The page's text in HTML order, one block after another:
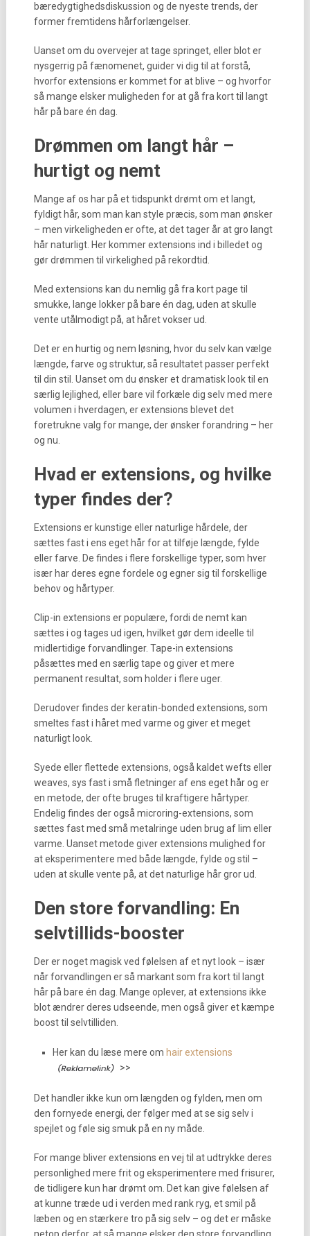
bæredygtighedsdiskussion og de nyeste trends, der
former fremtidens hårforlængelser.
Uanset om du overvejer at tage springet, eller blot er
nysgerrig på fænomenet, guider vi dig til at forstå,
hvorfor extensions er kommet for at blive – og hvorfor
så mange elsker muligheden for at gå fra kort til langt
hår på bare én dag.
Drømmen om langt hår –
hurtigt og nemt
Mange af os har på et tidspunkt drømt om et langt,
fyldigt hår, som man kan style præcis, som man ønsker
– men virkeligheden er ofte, at det tager år at gro langt
hår naturligt. Her kommer extensions ind i billedet og
gør drømmen til virkelighed på rekordtid.
Med extensions kan du nemlig gå fra kort page til
smukke, lange lokker på bare én dag, uden at skulle
vente utålmodigt på, at håret vokser ud.
Det er en hurtig og nem løsning, hvor du selv kan vælge
længde, farve og struktur, så resultatet passer perfekt
til din stil. Uanset om du ønsker et dramatisk look til en
særlig lejlighed, eller bare vil forkæle dig selv med mere
volumen i hverdagen, er extensions blevet det
foretrukne valg for mange, der ønsker forandring – her
og nu.
Hvad er extensions, og hvilke
typer findes der?
Extensions er kunstige eller naturlige hårdele, der
sættes fast i ens eget hår for at tilføje længde, fylde
eller farve. De findes i flere forskellige typer, som hver
især har deres egne fordele og egner sig til forskellige
behov og hårtyper.
Clip-in extensions er populære, fordi de nemt kan
sættes i og tages ud igen, hvilket gør dem ideelle til
midlertidige forvandlinger. Tape-in extensions
påsættes med en særlig tape og giver et mere
permanent resultat, som holder i flere uger.
Derudover findes der keratin-bonded extensions, som
smeltes fast i håret med varme og giver et meget
naturligt look.
Syede eller flettede extensions, også kaldet wefts eller
weaves, sys fast i små fletninger af ens eget hår og er
en metode, der ofte bruges til kraftigere hårtyper.
Endelig findes der også microring-extensions, som
sættes fast med små metalringe uden brug af lim eller
varme. Uanset metode giver extensions mulighed for
at eksperimentere med både længde, fylde og stil –
uden at skulle vente på, at det naturlige hår gror ud.
Den store forvandling: En
selvtillids-booster
Der er noget magisk ved følelsen af et nyt look – især
når forvandlingen er så markant som fra kort til langt
hår på bare én dag. Mange oplever, at extensions ikke
blot ændrer deres udseende, men også giver et kæmpe
boost til selvtilliden.
Her kan du læse mere om hair extensions
>>
Det handler ikke kun om længden og fylden, men om
den fornyede energi, der følger med at se sig selv i
spejlet og føle sig smuk på en ny måde.
For mange bliver extensions en vej til at udtrykke deres
personlighed mere frit og eksperimentere med frisurer,
de tidligere kun har drømt om. Det kan give følelsen af
at kunne træde ud i verden med rank ryg, et smil på
læben og en stærkere tro på sig selv – og det er måske